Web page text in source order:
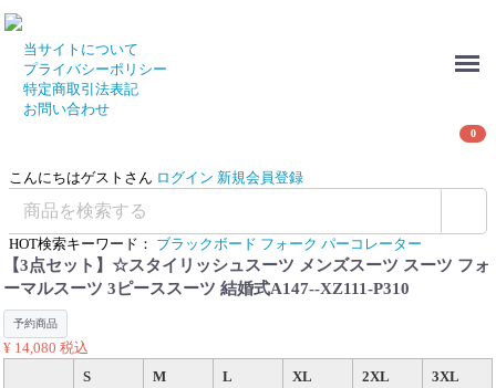
当サイトについて
プライバシーポリシー
特定商取引法表記
お問い合わせ
0
こんにちはゲストさん ログイン 新規会員登録
HOT検索キーワード： ブラックボード フォーク パーコレーター
【3点セット】☆スタイリッシュスーツ メンズスーツ スーツ フォ
ーマルスーツ 3ピーススーツ 結婚式A147--XZ111-P310
予約商品
¥ 14,080 税込
S
M L XL 2XL 3XL